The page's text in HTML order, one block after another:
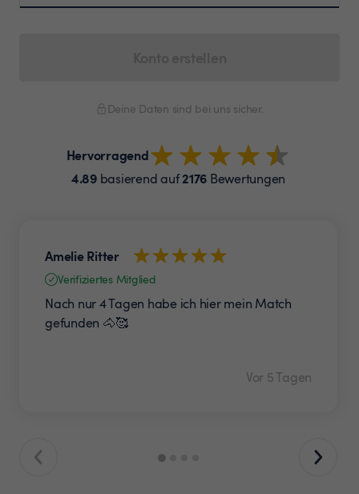
Deine Daten sind bei uns sicher.
Hervorragend
4.89basierend auf2176 Bewertungen
Amelie Ritter
Verifiziertes Mitglied
Nach nur 4 Tagen habe ich hier mein Match
gefunden 🐴🥰
Vor 5 Tagen